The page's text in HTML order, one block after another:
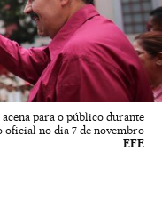
para o público durante
oficial no dia 7 de novembro
EFE